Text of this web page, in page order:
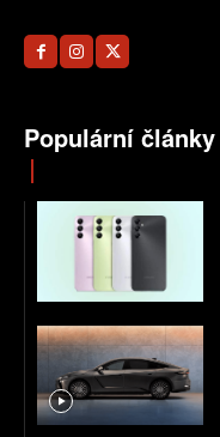
Populární články